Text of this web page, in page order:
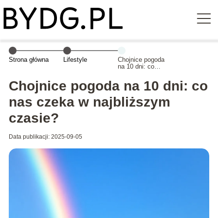
Strona główna Lifestyle
Chojnice pogoda
na 10 dni: co
najbliższym
czasie?
Chojnice pogoda na 10 dni: co
nas czeka w najbliższym
czasie?
Data publikacji: 2025-09-05